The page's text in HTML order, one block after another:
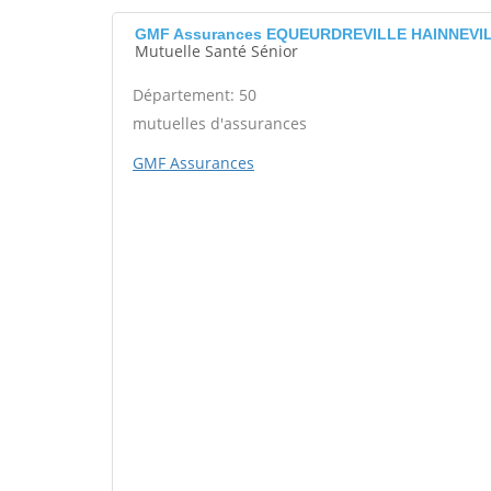
GMF Assurances EQUEURDREVILLE
Mutuelle Santé Sénior
Département: 50
mutuelles d'assurances
GMF Assurances